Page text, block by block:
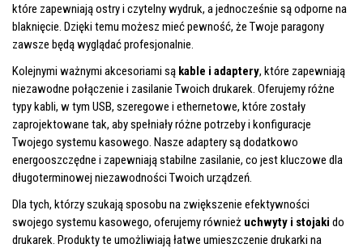
które zapewniają ostry i czytelny wydruk, a jednocześnie są odporne na
blaknięcie. Dzięki temu możesz mieć pewność, że Twoje paragony
zawsze będą wyglądać profesjonalnie.
Kolejnymi ważnymi akcesoriami są kable i adaptery, które zapewniają
niezawodne połączenie i zasilanie Twoich drukarek. Oferujemy różne
typy kabli, w tym USB, szeregowe i ethernetowe, które zostały
zaprojektowane tak, aby spełniały różne potrzeby i konfiguracje
Twojego systemu kasowego. Nasze adaptery są dodatkowo
energooszczędne i zapewniają stabilne zasilanie, co jest kluczowe dla
długoterminowej niezawodności Twoich urządzeń.
Dla tych, którzy szukają sposobu na zwiększenie efektywności
swojego systemu kasowego, oferujemy również uchwyty i stojaki do
drukarek. Produkty te umożliwiają łatwe umieszczenie drukarki na